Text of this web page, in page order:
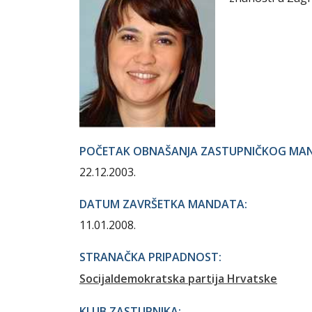
POČETAK OBNAŠANJA ZASTUPNIČKOG
22.12.2003.
DATUM ZAVRŠETKA MANDATA:
11.01.2008.
STRANAČKA PRIPADNOST:
Socijaldemokratska partija Hrvatske